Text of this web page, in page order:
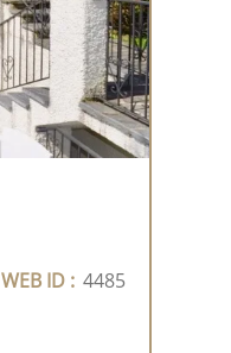
WEB ID : 4485